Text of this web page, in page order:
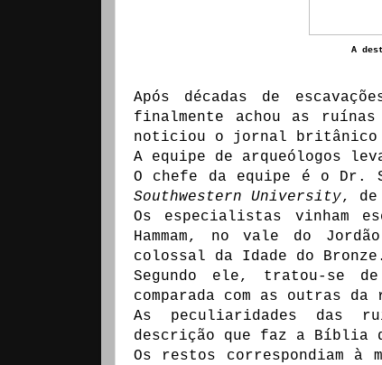
A
Após décadas de
finalmente achou as ruínas
noticiou o jornal britânico
A equipe de arqueólogos
O chefe da equipe é o Dr.
Southwestern University, de
Os especialistas vinham
Hammam, no vale do
colossal da Idade do Bronze.
Segundo ele, tratou-se de
comparada com as outras
As peculiaridades das
descrição que faz a Bíblia
Os restos correspondiam à